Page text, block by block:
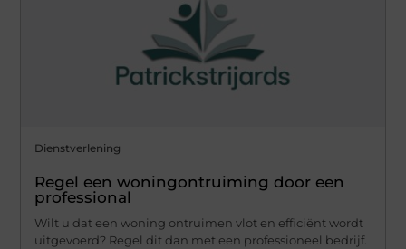
Dienstverlening
Regel een woningontruiming door een
professional
Wilt u dat een woning ontruimen vlot en efficiënt wordt
uitgevoerd? Regel dit dan met een professioneel bedrijf.